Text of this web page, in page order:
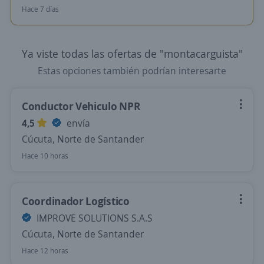
Hace 7 días
Ya viste todas las ofertas de "montacarguista"
Estas opciones también podrían interesarte
Conductor Vehiculo NPR
4,5
envía
Cúcuta, Norte de Santander
Hace 10 horas
Coordinador Logístico
IMPROVE SOLUTIONS S.A.S
Cúcuta, Norte de Santander
Hace 12 horas